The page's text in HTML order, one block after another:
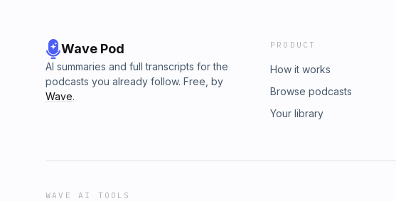
Wave Pod
AI summaries and full transcripts for the
podcasts you already follow. Free, by
Wave.
PRODUCT
How it works
Browse podcasts
Your library
WAVE AI TOOLS